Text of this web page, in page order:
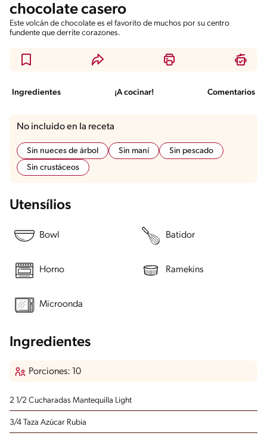
chocolate casero
Este volcán de chocolate es el favorito de muchos por su centro
fundente que derrite corazones.
Ingredientes ¡A cocinar! Comentarios
No incluido en la receta
Sin nueces de árbol Sin maní
Sin pescado
Sin crustáceos
Utensílios
Bowl Batidor
Horno Ramekins
Microonda
Ingredientes
Porciones: 10
2 1/2 Cucharadas Mantequilla Light
3/4 Taza Azúcar Rubia